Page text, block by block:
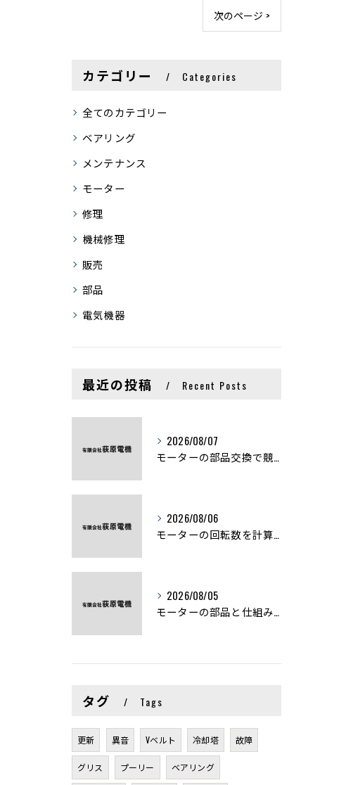
次のページ >
カテゴリー Categories
全てのカテゴリー
ベアリング
メンテナンス
モーター
修理
機械修理
販売
部品
電気機器
最近の投稿 Recent Posts
2026/08/07
モーターの部品交換で競艇予想力を高める基礎知識と実費負担のポイント
2026/08/06
モーターの回転数を計算から実践まで徹底解説
2026/08/05
モーターの部品と仕組みを図解で学ぶ基礎知識まとめ
タグ Tags
更新 異音 Vベルト 冷却塔 故障
グリス プーリー ベアリング